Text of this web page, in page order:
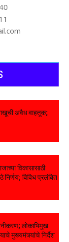
अवैध वाहतूक;
विकासासाठी
निर्णय; विविध प्रलंबित
लोकाभिमुख
मुख्यमंत्र्यांचे निर्देश